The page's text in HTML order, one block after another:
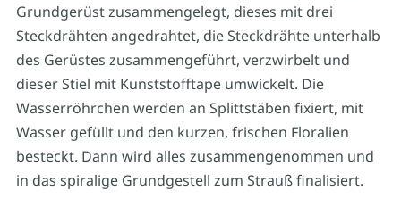
Grundgerüst zusammengelegt, dieses mit drei
Steckdrähten angedrahtet, die Steckdrähte unterhalb
des Gerüstes zusammengeführt, verzwirbelt und
dieser Stiel mit Kunststofftape umwickelt. Die
Wasserröhrchen werden an Splittstäben fixiert, mit
Wasser gefüllt und den kurzen, frischen Floralien
besteckt. Dann wird alles zusammengenommen und
in das spiralige Grundgestell zum Strauß finalisiert.